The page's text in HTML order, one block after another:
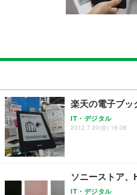
Sezlife オフィスチ
ション PCチェア
￥7,680
ション PCチェア
￥7,680
【純正品】27"ゲ
￥49,979
【整備済み品】
￥15,800
ネオ・ルーライフ
￥1,800
Smart Basic(ス
￥3,670
楽天の電子ブ
IT・デジタル
2012.7.20(金) 16:36
ソニーストア
IT・デジタル